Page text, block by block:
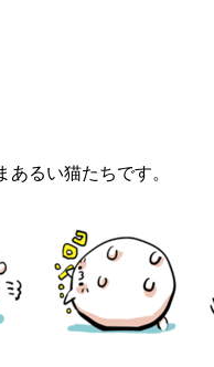
るい猫たちです。